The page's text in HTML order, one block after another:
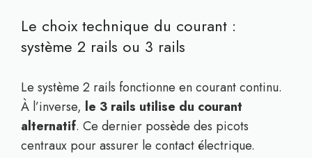
Le choix technique du courant :
système 2 rails ou 3 rails
Le système 2 rails fonctionne en courant continu.
À l’inverse, le 3 rails utilise du courant
alternatif. Ce dernier possède des picots
centraux pour assurer le contact électrique.